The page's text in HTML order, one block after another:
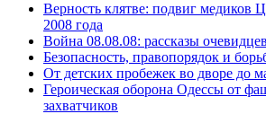
Верность клятве: подвиг медиков
2008 года
Война 08.08.08: рассказы очевидцев
Безопасность, правопорядок и
От детских пробежек во дворе до
Героическая оборона Одессы от
захватчиков